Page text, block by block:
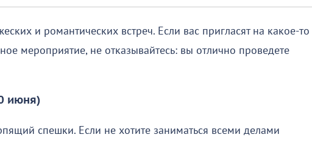
и романтических встреч. Если вас пригласят на какое-то
мероприятие, не отказывайтесь: вы отлично проведете
июня)
спешки. Если не хотите заниматься всеми делами